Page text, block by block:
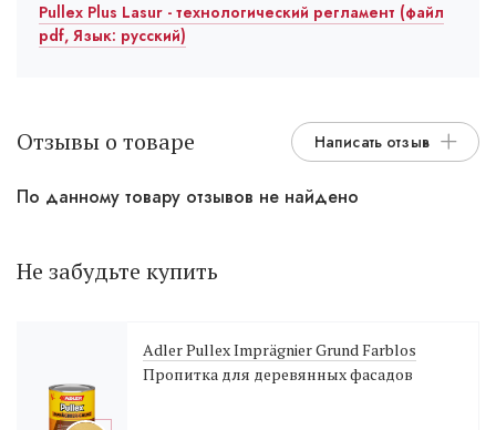
Pullex Plus Lasur - технологический регламент (файл
pdf, Язык: русский)
Отзывы о товаре Написать отзыв
По данному товару отзывов не найдено
Не забудьте купить
Adler Pullex Imprägnier Grund Farblos
Пропитка для деревянных фасадов